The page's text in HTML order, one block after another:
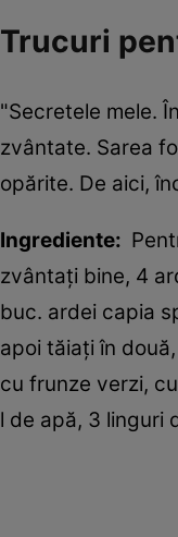
Trucuri
"Secretele mele.
zvântate. Sarea
opărite. De aici,
Ingrediente:
zvântaţi bine, 4
buc. ardei capia
apoi tăiaţi în
cu frunze verzi,
l de apă, 3 linguri